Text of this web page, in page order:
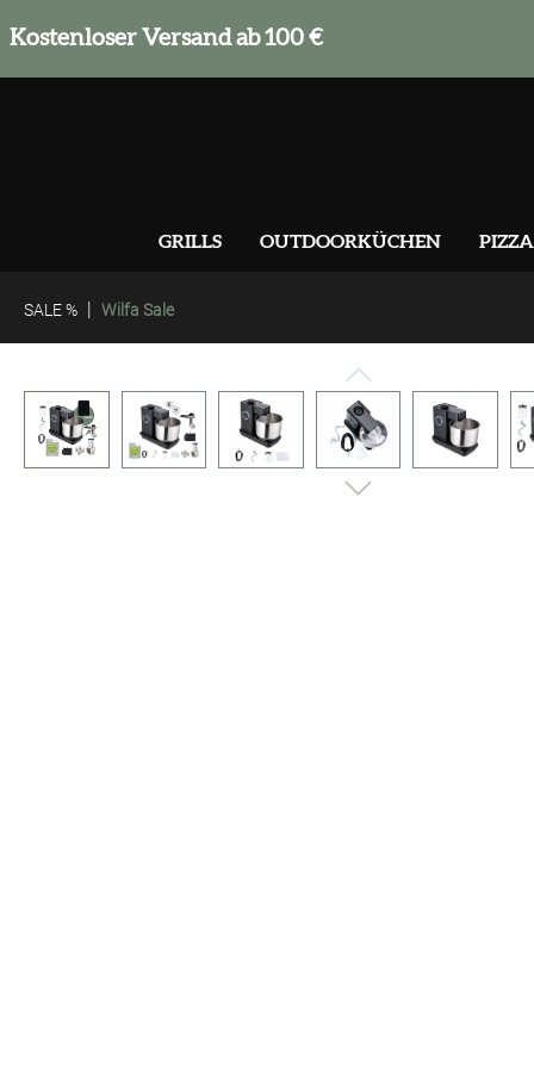
Zur Hauptnavigation springen
Kostenloser Versand ab 100 €
GRILLS OUTDOORKÜCHEN PIZZA
SALE % | Wilfa Sale
Bildergalerie überspringen